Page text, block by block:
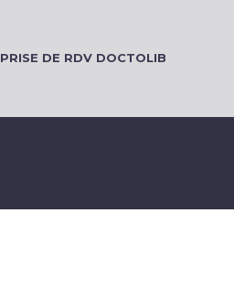
PRISE DE RDV DOCTOLIB